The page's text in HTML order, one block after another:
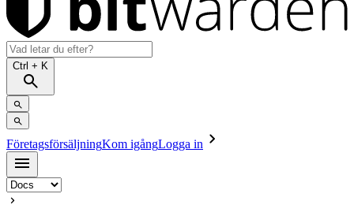
Ctrl + K
FöretagsförsäljningKom igångLogga in